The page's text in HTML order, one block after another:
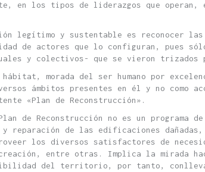
los tipos de liderazgos que operan,
legítimo y sustentable es reconocer
de actores que lo configuran, pues
y colectivos- que se vieron trizados
morada del ser humano por
ámbitos presentes en él y no como
«Plan de Reconstrucción».
de Reconstrucción no es un programa
de las edificaciones
los diversos satisfactores de
entre otras. Implica la mirada
del territorio, por tanto, conlleva